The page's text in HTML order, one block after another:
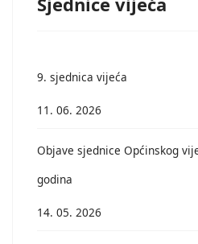
9. sjednica vijeća
11. 06. 2026
Objave sjednice Općinskog
godina
14. 05. 2026